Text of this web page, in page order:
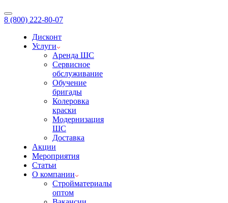
8 (800) 222-80-07
Дисконт
Услуги
Аренда ШС
Сервисное
обслуживание
Обучение
бригады
Колеровка
краски
Модернизация
ШС
Доставка
Акции
Мероприятия
Статьи
О компании
Стройматериалы
оптом